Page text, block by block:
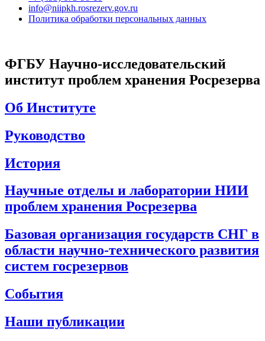
info@niipkh.rosrezerv.gov.ru
Политика обработки персональных данных
ФГБУ Научно-исследовательский
институт проблем хранения Росрезерва
Об Институте
Руководство
История
Научные отделы и лаборатории НИИ
проблем хранения Росрезерва
Базовая организация государств СНГ в
области научно-технического развития
систем госрезервов
События
Наши публикации